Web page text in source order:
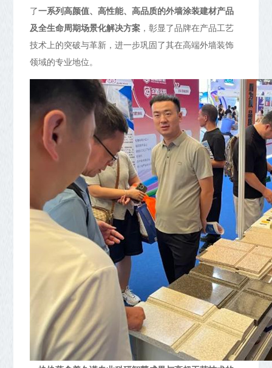
了一系列高颜值、高性能、高品质的外墙涂装建材产品
及全生命周期场景化解决方案 ，彰显了品牌在产品工艺
技术上的突破与革新，进一步巩固了其在高端外墙装饰
领域的专业地位。